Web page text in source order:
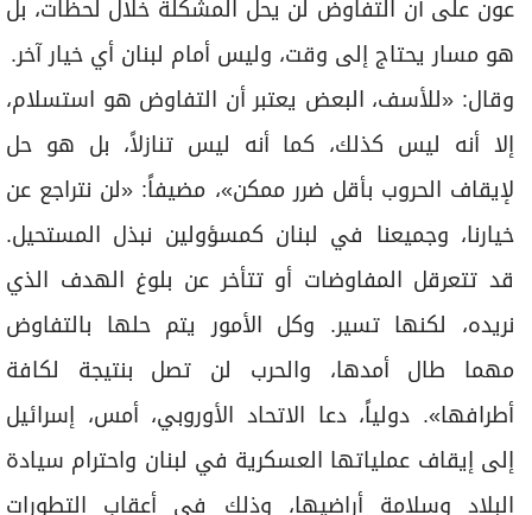
عون على أن التفاوض لن يحل المشكلة خلال لحظات، بل
هو مسار يحتاج إلى وقت، وليس أمام لبنان أي خيار آخر.
وقال: «للأسف، البعض يعتبر أن التفاوض هو استسلام،
إلا أنه ليس كذلك، كما أنه ليس تنازلاً، بل هو حل
لإيقاف الحروب بأقل ضرر ممكن»، مضيفاً: «لن نتراجع عن
خيارنا، وجميعنا في لبنان كمسؤولين نبذل المستحيل.
قد تتعرقل المفاوضات أو تتأخر عن بلوغ الهدف الذي
نريده، لكنها تسير. وكل الأمور يتم حلها بالتفاوض
مهما طال أمدها، والحرب لن تصل بنتيجة لكافة
أطرافها». دولياً، دعا الاتحاد الأوروبي، أمس، إسرائيل
إلى إيقاف عملياتها العسكرية في لبنان واحترام سيادة
البلاد وسلامة أراضيها، وذلك في أعقاب التطورات